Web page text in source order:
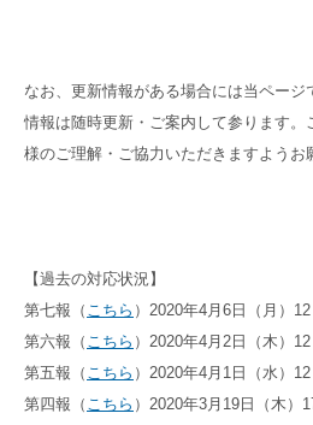
なお、更新情報がある場合には当ページ
情報は随時更新・ご案内して参ります。
様のご理解・ご協力いただきますようお
【過去の対応状況】
第七報（ こちら ）2020年4月6日（月）
第六報（ こちら ）2020年4月2日（木）
第五報（ こちら ）2020年4月1日（水）
第四報（ こちら ）2020年3月19日（木）